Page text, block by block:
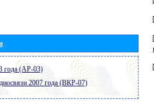
года (АР-03)
2007 года (ВКР-07)